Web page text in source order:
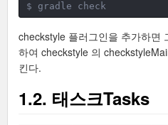
$ gradle check
checkstyle 플러그인을 추가하면
하여 checkstyle 의
킨다.
1.2. 태스크Tasks